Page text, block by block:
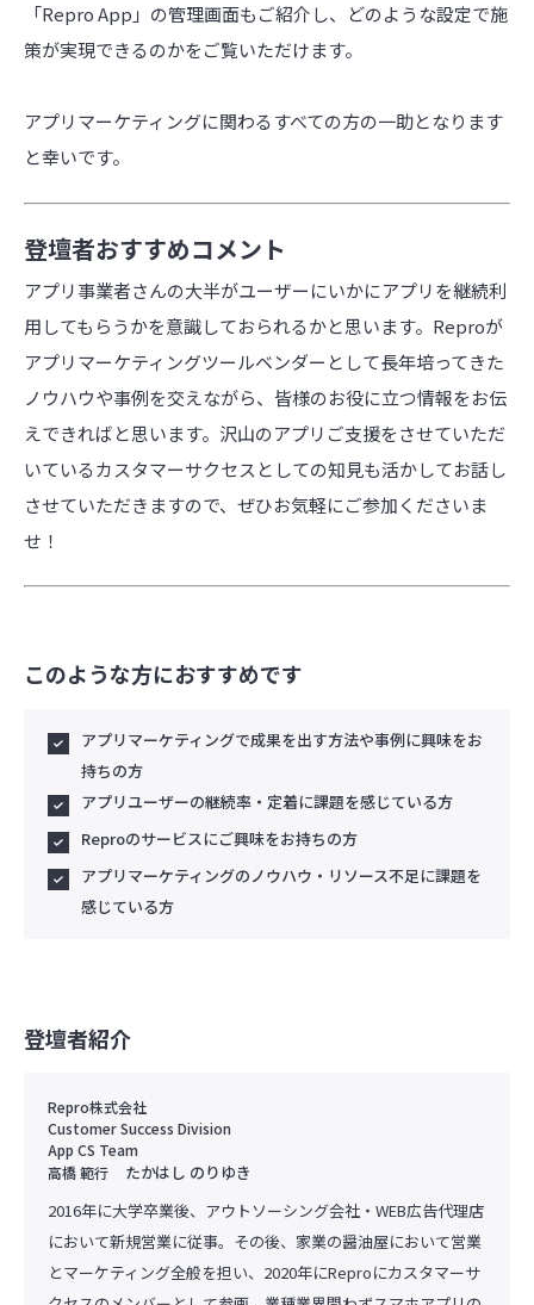
「Repro App」の管理画面もご紹介し、どのような設定で施
策が実現できるのかをご覧いただけます。
アプリマーケティングに関わるすべての方の一助となります
と幸いです。
登壇者おすすめコメント
アプリ事業者さんの大半がユーザーにいかにアプリを継続利
用してもらうかを意識しておられるかと思います。Reproが
アプリマーケティングツールベンダーとして長年培ってきた
ノウハウや事例を交えながら、皆様のお役に立つ情報をお伝
えできればと思います。沢山のアプリご支援をさせていただ
いているカスタマーサクセスとしての知見も活かしてお話し
させていただきますので、ぜひお気軽にご参加くださいま
せ！
このような方におすすめです
アプリマーケティングで成果を出す方法や事例に興味をお
持ちの方
アプリユーザーの継続率・定着に課題を感じている方
Reproのサービスにご興味をお持ちの方
アプリマーケティングのノウハウ・リソース不足に課題を
感じている方
登壇者紹介
Repro株式会社
Customer Success Division
App CS Team
高橋 範行
たかはし のりゆき
2016年に大学卒業後、アウトソーシング会社・WEB広告代理店
において新規営業に従事。その後、家業の醤油屋において営業
とマーケティング全般を担い、2020年にReproにカスタマーサ